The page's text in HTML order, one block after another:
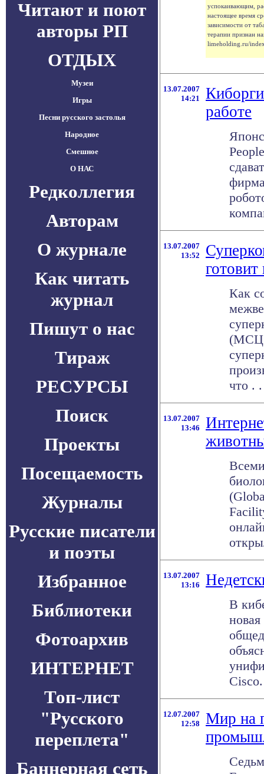
Читают и поют
авторы РП
ОТДЫХ
Музеи
Игры
Песни русского застолья
Народное
Смешное
О НАС
Редколлегия
Авторам
О журнале
Как читать
журнал
Пишут о нас
Тираж
РЕСУРСЫ
Поиск
Проекты
Посещаемость
Журналы
Русские писатели
и поэты
Избранное
Библиотеки
Фотоархив
ИНТЕРНЕТ
Топ-лист
"Русского
переплета"
Баннерная сеть
успокаивающим,
настоящее время
зависимости от
терапии признан
limeholding.ru/
13.07.2007
14:21
работе
13.07.2007
13:52
Как
(МСЦ
что .
13.07.2007
13:46
13.07.2007
13:16
В
12.07.2007
12:58
Мир на